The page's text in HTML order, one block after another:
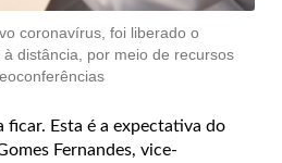
coronavírus, foi liberado o
distância, por meio de recursos
ficar. Esta é a expectativa do
Fernandes, vice-